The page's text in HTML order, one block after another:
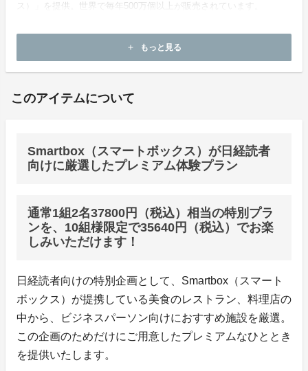
ス）」を提供。世界で毎年500万個以上が販売されています。
add もっと見る
このアイテムについて
Smartbox（スマートボックス）が日経読者
向けに厳選したプレミアム体験プラン
通常1組2名37800円（税込）相当の特別プラ
ンを、10組様限定で35640円（税込）でお楽
しみいただけます！
日経読者向けの特別企画として、Smartbox（スマート
ボックス）が提携している美食のレストラン、料理店の
中から、ビジネスパーソン向けにおすすめ施設を厳選。
この企画のためだけにご用意したプレミアムなひととき
を提供いたします。